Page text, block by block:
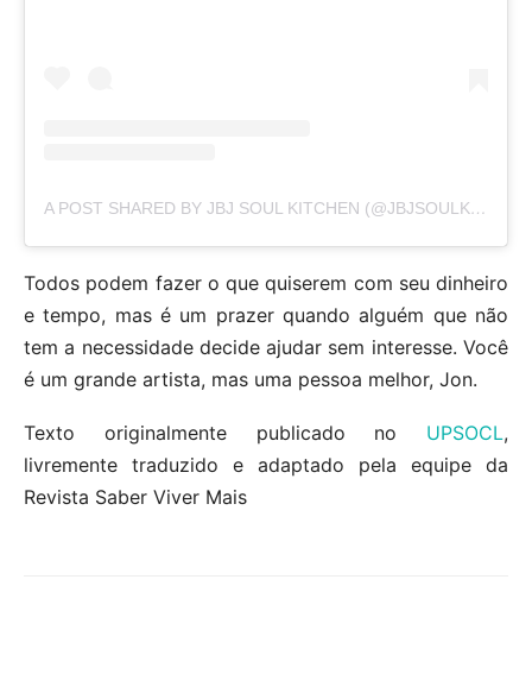
A POST SHARED BY JBJ SOUL KITCHEN (@JBJSOULKITCHEN)
Todos podem fazer o que quiserem com seu dinheiro
e tempo, mas é um prazer quando alguém que não
tem a necessidade decide ajudar sem interesse. Você
é um grande artista, mas uma pessoa melhor, Jon.
Texto originalmente publicado no UPSOCL,
livremente traduzido e adaptado pela equipe da
Revista Saber Viver Mais